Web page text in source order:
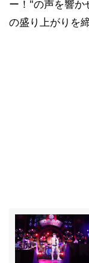
ー！"の声を響か
の盛り上がりを